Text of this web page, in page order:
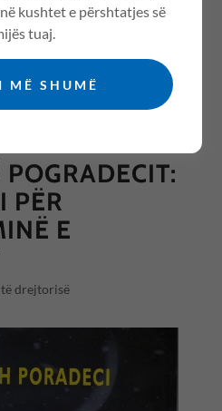
PËR
E
drejtorisë
kushtet e përshtatjes së
tuaj.
MË SHUMË